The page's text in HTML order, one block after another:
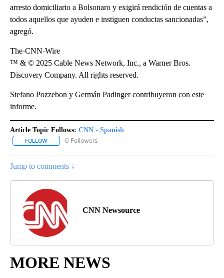
arresto domiciliario a Bolsonaro y exigirá rendición de cuentas a
todos aquellos que ayuden e instiguen conductas sancionadas”,
agregó.
The-CNN-Wire
™ & © 2025 Cable News Network, Inc., a Warner Bros.
Discovery Company. All rights reserved.
Stefano Pozzebon y Germán Padinger contribuyeron con este
informe.
Article Topic Follows: CNN - Spanish
FOLLOW FOLLOW "CNN - SPANISH" TO RECEIVE NOTIFICATIONS ABOUT
0 Followers
Jump to comments ↓
CNN Newsource
MORE NEWS